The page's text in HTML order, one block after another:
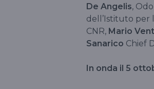
De Angelis,
dell’Istituto per
CNR, Mario
Sanarico Chief
In onda il 5